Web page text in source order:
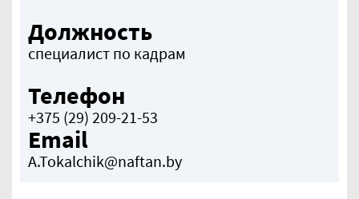
Должность
специалист по кадрам
Телефон
+375 (29) 209-21-53
Email
A.Tokalchik@naftan.by